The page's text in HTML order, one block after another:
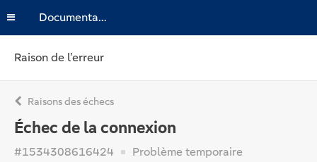
Documentation
Raison de l’erreur
Raisons des échecs
Échec de la connexion
#1534308616424 Problème temporaire